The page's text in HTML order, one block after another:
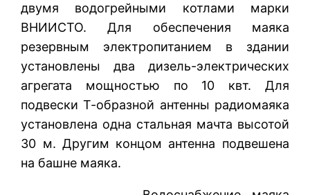
двумя водогрейными котлами марки
ВНИИСТО. Для обеспечения маяка
резервным электропитанием в здании
установлены два дизель-электрических
агрегата мощностью по 10 квт. Для
подвески Т-образной антенны радиомаяка
установлена одна стальная мачта высотой
30 м. Другим концом антенна подвешена
на башне маяка.